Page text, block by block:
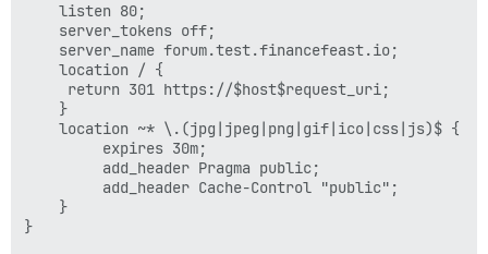
    listen 80;
    server_tokens off;
    server_name forum.test.financefeast.io;
    location / {
     return 301 https://$host$request_uri;
    }
    location ~* \.(jpg|jpeg|png|gif|ico|css|js)$ {
         expires 30m;
         add_header Pragma public;
         add_header Cache-Control "public";
    }
}